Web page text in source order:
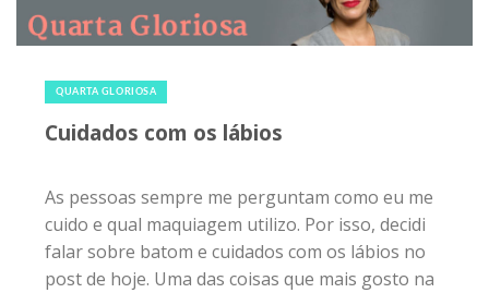
QUARTA GLORIOSA
Cuidados com os lábios
As pessoas sempre me perguntam como eu me
cuido e qual maquiagem utilizo. Por isso, decidi
falar sobre batom e cuidados com os lábios no
post de hoje. Uma das coisas que mais gosto na